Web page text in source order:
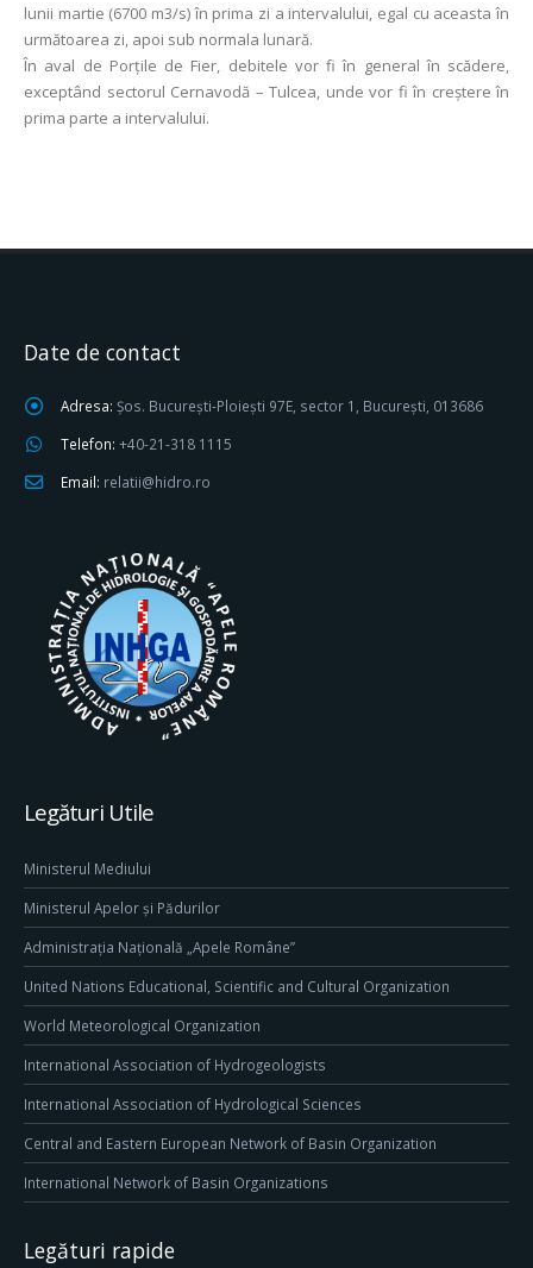
lunii martie (6700 m3/s) în prima zi a intervalului, egal cu aceasta în
următoarea zi, apoi sub normala lunară.
În aval de Porţile de Fier, debitele vor fi în general în scădere,
exceptând sectorul Cernavodă – Tulcea, unde vor fi în creştere în
prima parte a intervalului.
Date de contact
Adresa: Șos. București-Ploiești 97E, sector 1, București, 013686
Telefon: +40-21-318 1115
Email: relatii@hidro.ro
Legături Utile
Ministerul Mediului
Ministerul Apelor și Pădurilor
Administrația Națională „Apele Române”
United Nations Educational, Scientific and Cultural Organization
World Meteorological Organization
International Association of Hydrogeologists
International Association of Hydrological Sciences
Central and Eastern European Network of Basin Organization
International Network of Basin Organizations
Legături rapide